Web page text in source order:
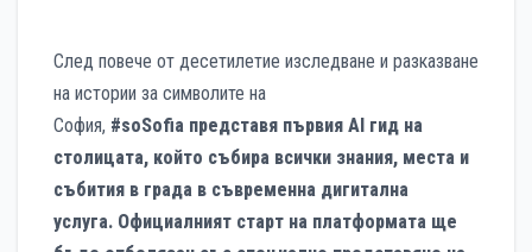
След повече от десетилетие изследване и разказване
на истории за символите на
София, #soSofia представя първия AI гид на
столицата, който събира всички знания, места и
събития в града в съвременна дигитална
услуга. Официалният старт на платформата ще